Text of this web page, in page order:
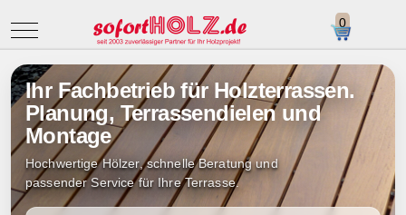
Mobile Menu Toggle
Ihr Fachbetrieb für Holzterrassen.
Planung, Terrassendielen und
Montage
Hochwertige Hölzer, schnelle Beratung und
passender Service für Ihre Terrasse.